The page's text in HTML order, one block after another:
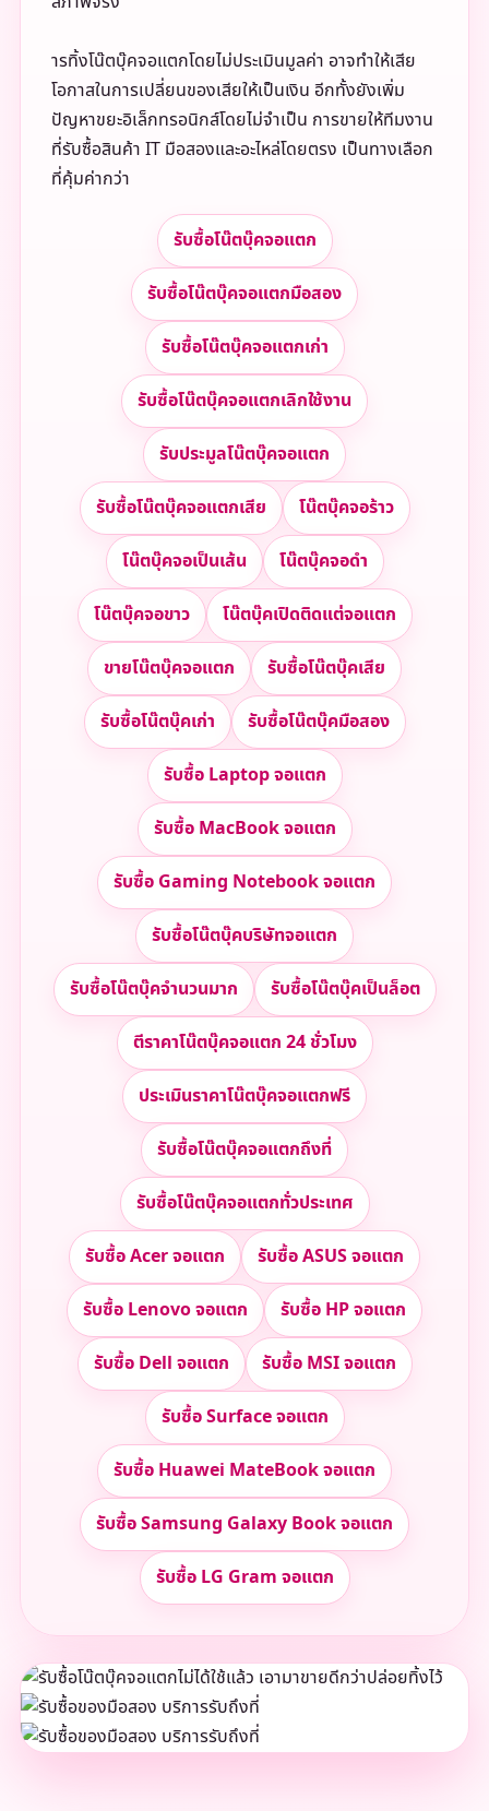
ารทิ้งโน๊ตบุ๊คจอแตกโดยไม่ประเมินมูลค่า อาจทำให้เสีย
โอกาสในการเปลี่ยนของเสียให้เป็นเงิน อีกทั้งยังเพิ่ม
ปัญหาขยะอิเล็กทรอนิกส์โดยไม่จำเป็น การขายให้ทีมงาน
ที่รับซื้อสินค้า IT มือสองและอะไหล่โดยตรง เป็นทางเลือก
ที่คุ้มค่ากว่า
รับซื้อโน๊ตบุ๊คจอแตก
รับซื้อโน๊ตบุ๊คจอแตกมือสอง
รับซื้อโน๊ตบุ๊คจอแตกเก่า
รับซื้อโน๊ตบุ๊คจอแตกเลิกใช้งาน
รับประมูลโน๊ตบุ๊คจอแตก
รับซื้อโน๊ตบุ๊คจอแตกเสีย โน๊ตบุ๊คจอร้าว
โน๊ตบุ๊คจอเป็นเส้น โน๊ตบุ๊คจอดำ
โน๊ตบุ๊คจอขาว โน๊ตบุ๊คเปิดติดแต่จอแตก
ขายโน๊ตบุ๊คจอแตก รับซื้อโน๊ตบุ๊คเสีย
รับซื้อโน๊ตบุ๊คเก่า รับซื้อโน๊ตบุ๊คมือสอง
รับซื้อ Laptop จอแตก
รับซื้อ MacBook จอแตก
รับซื้อ Gaming Notebook จอแตก
รับซื้อโน๊ตบุ๊คบริษัทจอแตก
รับซื้อโน๊ตบุ๊คจำนวนมาก รับซื้อโน๊ตบุ๊คเป็นล็อต
ตีราคาโน๊ตบุ๊คจอแตก 24 ชั่วโมง
ประเมินราคาโน๊ตบุ๊คจอแตกฟรี
รับซื้อโน๊ตบุ๊คจอแตกถึงที่
รับซื้อโน๊ตบุ๊คจอแตกทั่วประเทศ
รับซื้อ Acer จอแตก รับซื้อ ASUS จอแตก
รับซื้อ Lenovo จอแตก รับซื้อ HP จอแตก
รับซื้อ Dell จอแตก รับซื้อ MSI จอแตก
รับซื้อ Surface จอแตก
รับซื้อ Huawei MateBook จอแตก
รับซื้อ Samsung Galaxy Book จอแตก
รับซื้อ LG Gram จอแตก